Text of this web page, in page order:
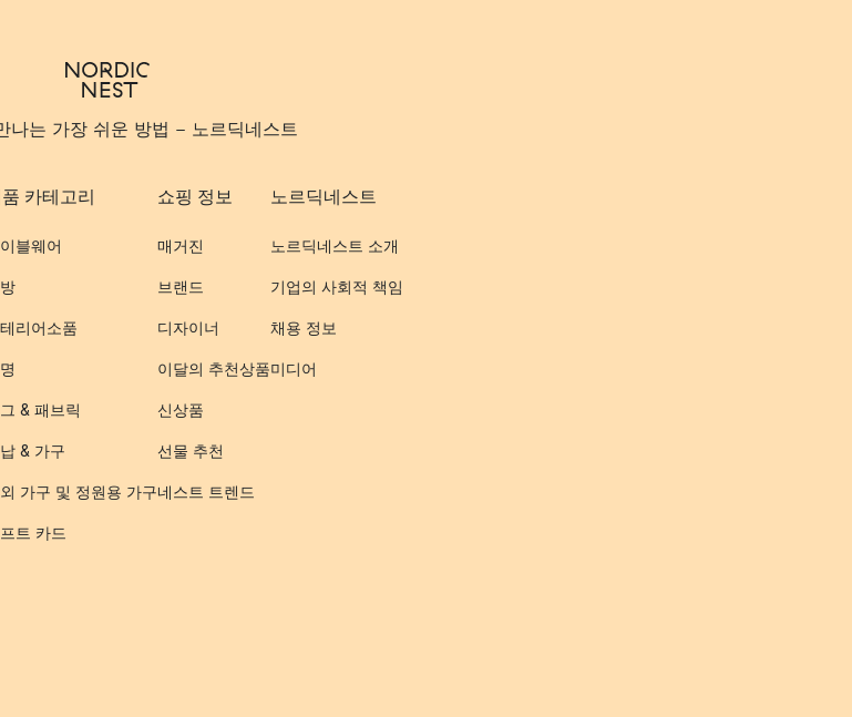
나는 가장 쉬운 방법 - 노르딕네스트
카테고리
블웨어
리어소품
& 패브릭
& 가구
가구 및 정원용 가구
트 카드
쇼핑 정보
매거진
브랜드
디자이너
이달의 추천상품
신상품
선물 추천
네스트 트렌드
노르딕네스트
노르딕네스트 소개
기업의 사회적 책임
채용 정보
미디어